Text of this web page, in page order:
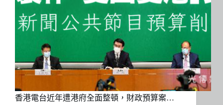
香港電台近年遭港府全面整頓，財政預算案…